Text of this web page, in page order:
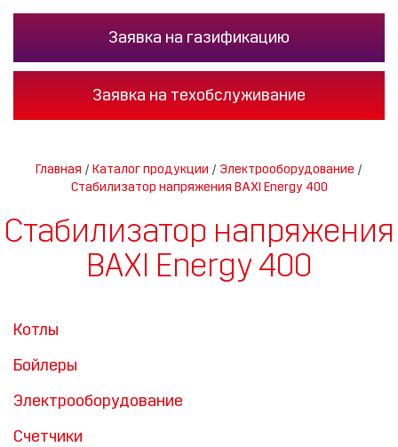
Заявка на газификацию
Заявка на техобслуживание
Главная / Каталог продукции / Электрооборудование /
Стабилизатор напряжения BAXI Energy 400
Стабилизатор напряжения
BAXI Energy 400
Котлы
Бойлеры
Электрооборудование
Счетчики